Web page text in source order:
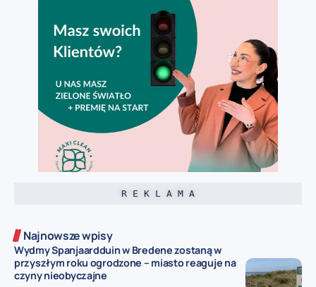
R E K L A M A
Najnowsze wpisy
Wydmy Spanjaardduin w Bredene zostaną w
przyszłym roku ogrodzone – miasto reaguje na
czyny nieobyczajne